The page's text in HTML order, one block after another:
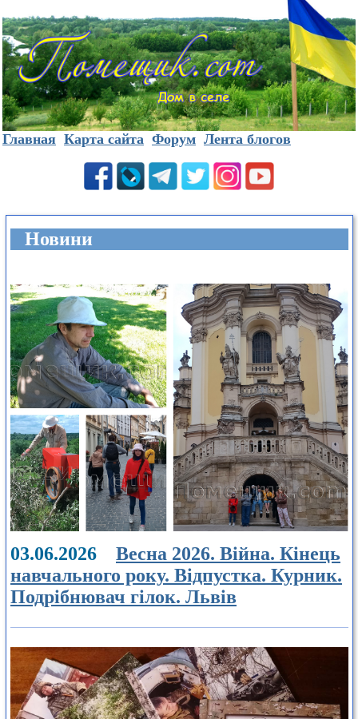
Главная Карта сайта Форум Лента блогов
Новини
03.06.2026 Весна 2026. Війна. Кінець
навчального року. Відпустка. Курник.
Подрібнювач гілок. Львів